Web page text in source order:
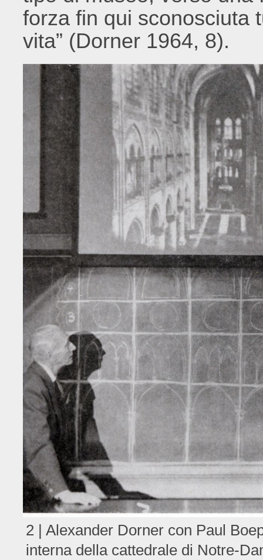
forza fin qui sconosciuta
vita” (Dorner 1964, 8).
2 | Alexander Dorner con Paul
interna della cattedrale di Notre-